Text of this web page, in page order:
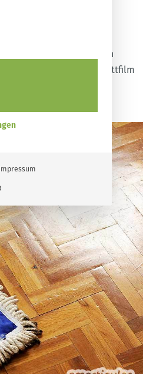
richtig trocknet.
Auf versiegeltem Boden
ihre Struktur den Fettfilm
Impressum